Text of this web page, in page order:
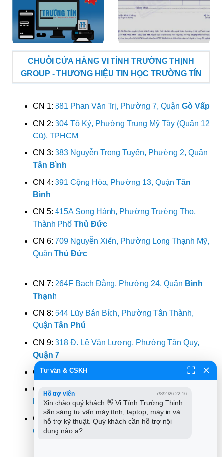
CHUỖI CỬA HÀNG VI TÍNH TRƯỜNG THỊNH
GROUP - THƯƠNG HIỆU TIN HỌC TRƯỜNG TÍN
CN 1: 881 Phan Văn Trị, Phường 7, Quận Gò Vấp
CN 2: 304 Tô Ký, Phường Trung Mỹ Tây (Quận 12
Cũ), TPHCM
CN 3: 383 Nguyễn Trọng Tuyển, Phường 2, Quận
Tân Bình
CN 4: 391 Cộng Hòa, Phường 13, Quận Tân
Bình
CN 5: 415A Song Hành, Phường Trường Thọ,
Thành Phố Thủ Đức
CN 6: 709 Nguyễn Xiển, Phường Long Thạnh Mỹ,
Quận Thủ Đức
CN 7: 264F Bạch Đằng, Phường 24, Quận Bình
Thạnh
CN 8: 644 Lũy Bán Bích, Phường Tân Thành,
Quận Tân Phú
CN 9: 318 Đ. Lê Văn Lương, Phường Tân Quy,
Quận 7
CN 10:362 Đường 3/2, Phường 12, Quận 10
CN 11: 142 Hoàng Văn Thụ, Phường 9, Quận
Nhuận
CN 12:853 Tỉnh Lộ 10, Phường Bình Trị Đông B,
QuậnBình Tân
Tư vấn & CSKH
Hỗ trợ viên 7/8/2026 22:16
Xin chào quý khách 👋 Vi Tính Trường Thịnh
sẵn sàng tư vấn máy tính, laptop, máy in và
hỗ trợ kỹ thuật. Quý khách cần hỗ trợ nội
dung nào ạ?